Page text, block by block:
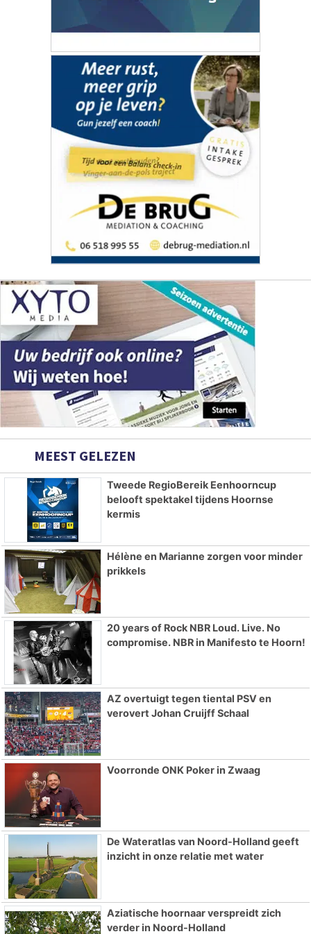
MEEST GELEZEN
Tweede RegioBereik Eenhoorncup
belooft spektakel tijdens Hoornse
kermis
Hélène en Marianne zorgen voor minder
prikkels
20 years of Rock NBR Loud. Live. No
compromise. NBR in Manifesto te Hoorn!
AZ overtuigt tegen tiental PSV en
verovert Johan Cruijff Schaal
Voorronde ONK Poker in Zwaag
De Wateratlas van Noord-Holland geeft
inzicht in onze relatie met water
Aziatische hoornaar verspreidt zich
verder in Noord-Holland